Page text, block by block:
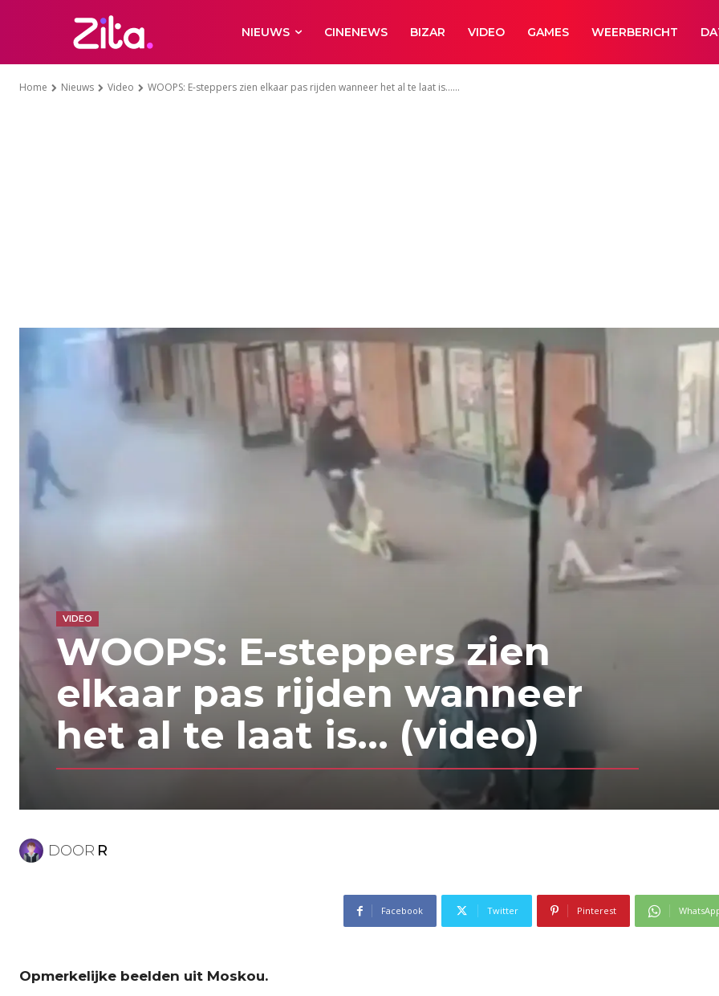
NIEUWS CINENEWS BIZAR VIDEO GAMES WEERBERICHT
Home Nieuws Video WOOPS: E-steppers zien elkaar pas rijden wanneer het al te laat is…...
VIDEO
WOOPS: E-steppers zien
elkaar pas rijden wanneer
het al te laat is… (video)
DOOR R
Facebook Twitter Pinterest
Opmerkelijke beelden uit Moskou.